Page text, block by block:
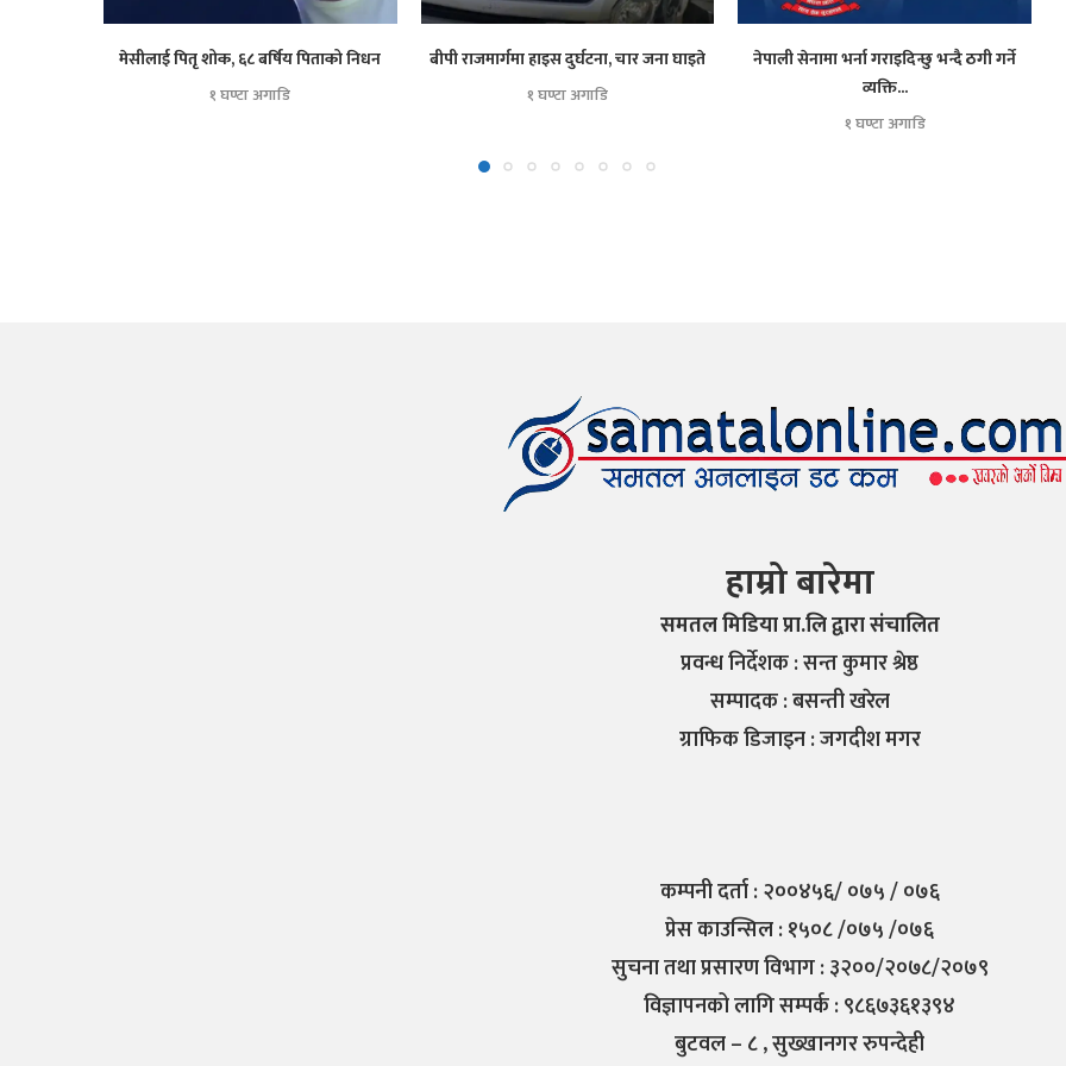
मेसीलाई पितृ शोक, ६८ बर्षिय पिताको निधन
१ घण्टा अगाडि
बीपी राजमार्गमा हाइस दुर्घटना, चार जना घाइते
१ घण्टा अगाडि
नेपाली सेनामा भर्ना गराइदिन्छु भन्दै ठगी गर्ने
व्यक्ति...
१ घण्टा अगाडि
हाम्रो बारेमा
समतल मिडिया प्रा.लि द्वारा संचालित
प्रवन्ध निर्देशक : सन्त कुमार श्रेष्ठ
सम्पादक : बसन्ती खरेल
ग्राफिक डिजाइन : जगदीश मगर
कम्पनी दर्ता : २००४५६/ ०७५ / ०७६
प्रेस काउन्सिल : १५०८ /०७५ /०७६
सुचना तथा प्रसारण विभाग : ३२००/२०७८/२०७९
विज्ञापनको लागि सम्पर्क : ९८६७३६१३९४
बुटवल – ८ , सुख्खानगर रुपन्देही